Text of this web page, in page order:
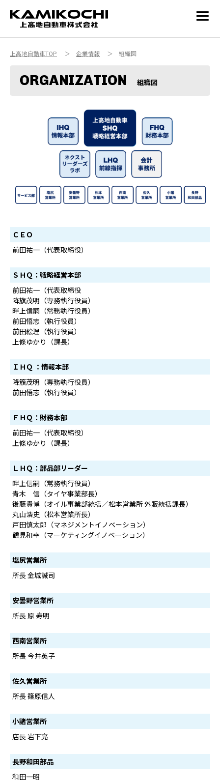
上高地自動車TOP ＞ 企業情報 ＞ 組織図
ORGANIZATION 組織図
ＣＥＯ
前田祐一（代表取締役）
ＳＨＱ：戦略経営本部
前田祐一（代表取締役
降旗茂明（専務執行役員）
畔上信嗣（常務執行役員）
前田悟志（執行役員）
前田絵理（執行役員）
上條ゆかり（課長）
ＩＨＱ ：情報本部
降籏茂明（専務執行役員）
前田悟志（執行役員）
ＦＨＱ：財務本部
前田祐一（代表取締役）
上條ゆかり（課長）
ＬＨＱ：部品部リーダー
畔上信嗣（常務執行役員）
青木 信（タイヤ事業部長）
後藤貴博（オイル事業部統括／松本営業所 外販統括課長）
丸山浩史（松本営業所長）
戸田慎太郎（マネジメントイノベーション）
鶴見和幸（マーケティングイノベーション）
塩尻営業所
所長 金城誠司
安曇野営業所
所長 原 寿明
西南営業所
所長 今井英子
佐久営業所
所長 篠原信人
小諸営業所
店長 岩下亮
長野和田部品
和田一昭